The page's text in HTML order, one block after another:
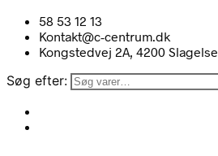
58 53 12 13
Kontakt@c-centrum.dk
Kongstedvej 2A, 4200 Slagelse
Søg efter: